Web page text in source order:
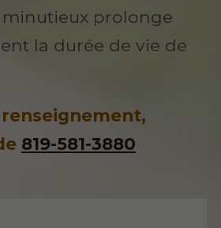
prolonge
la durée de vie de
819-581-3880